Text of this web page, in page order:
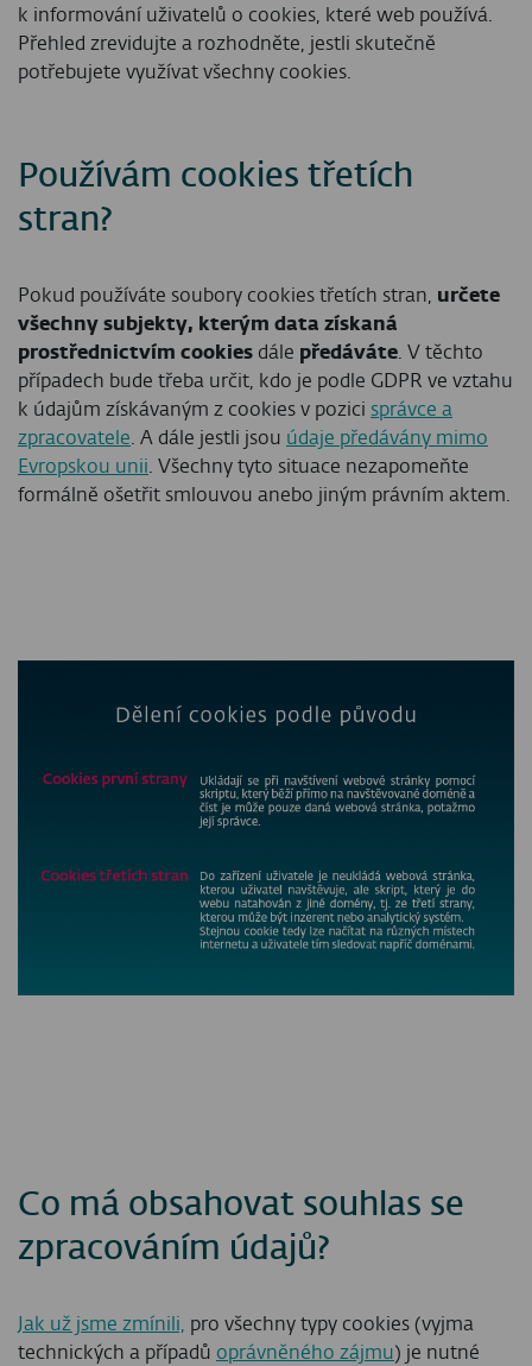
k informování uživatelů o cookies, které web používá.
Přehled zrevidujte a rozhodněte, jestli skutečně
potřebujete využívat všechny cookies.
Používám cookies třetích
stran?
Pokud používáte soubory cookies třetích stran, určete
všechny subjekty, kterým data získaná
prostřednictvím cookies dále předáváte . V těchto
případech bude třeba určit, kdo je podle GDPR ve vztahu
k údajům získávaným z cookies v pozici správce a
zpracovatele . A dále jestli jsou údaje předávány mimo
Evropskou unii . Všechny tyto situace nezapomeňte
formálně ošetřit smlouvou anebo jiným právním aktem.
Co má obsahovat souhlas se
zpracováním údajů?
Jak už jsme zmínili, pro všechny typy cookies (vyjma
technických a případů oprávněného zájmu) je nutné